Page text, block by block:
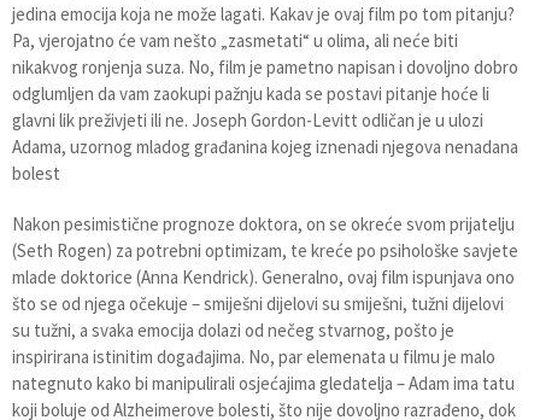
jedina emocija koja ne može lagati. Kakav je ovaj film po tom pitanju?
Pa, vjerojatno će vam nešto „zasmetati“ u olima, ali neće biti
nikakvog ronjenja suza. No, film je pametno napisan i dovoljno dobro
odglumljen da vam zaokupi pažnju kada se postavi pitanje hoće li
glavni lik preživjeti ili ne. Joseph Gordon-Levitt odličan je u ulozi
Adama, uzornog mladog građanina kojeg iznenadi njegova nenadana
bolest
Nakon pesimistične prognoze doktora, on se okreće svom prijatelju
(Seth Rogen) za potrebni optimizam, te kreće po psihološke savjete
mlade doktorice (Anna Kendrick). Generalno, ovaj film ispunjava ono
što se od njega očekuje – smiješni dijelovi su smiješni, tužni dijelovi
su tužni, a svaka emocija dolazi od nečeg stvarnog, pošto je
inspirirana istinitim događajima. No, par elemenata u filmu je malo
nategnuto kako bi manipulirali osjećajima gledatelja – Adam ima tatu
koji boluje od Alzheimerove bolesti, što nije dovoljno razrađeno, dok